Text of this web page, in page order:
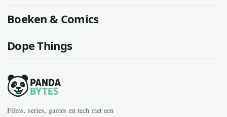
Boeken & Comics
Dope Things
Films, series, games en tech met een